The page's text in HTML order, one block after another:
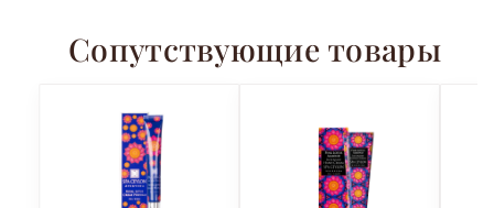
Сопутствующие товары